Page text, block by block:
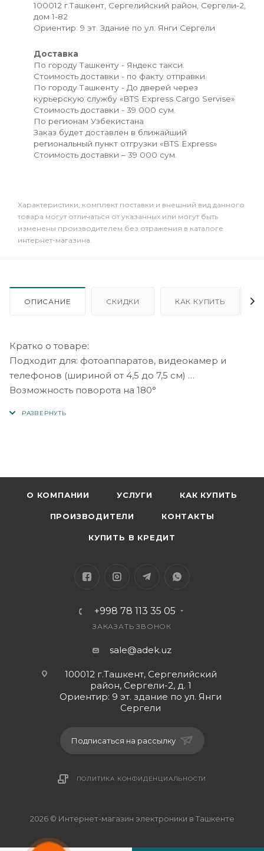
100012 г.Ташкент, Сергелийский район, Сергели-2,
дом 1-82
Ориентир: 9 эт. Здание по ул. Янги Сергели
Доставка
По городу Ташкенту - Яндекс такси.
Стоимость доставки - по факту отправки.
По городу Ташкенту - До дверей через
курьерскую службу «BTS Express Cargo Servise»
Стоимость доставки - 39 000 сум.
По регионам Узбекистана
Заказ будет доставлен в ближайший
региональный пункт отгрузки «BTS Express»
Стоимость доставки – 39 000 сум.
Xарактеристики, комплект поставки и внешний вид данного
товара могут отличаться от указанных или могут быть
изменены производителем без отражения в каталоге
интернет-магазина.
ОПИСАНИЕ СКИДКИ КАК КУПИТЬ
Кратко о товаре:
Подходит для: фотоаппаратов, видеокамер и
телефонов (шириной от 4,5 до 7,5 см)
Возможность поворота на 180°
О КОМПАНИИ УСЛУГИ КАК КУПИТЬ
ПРОИЗВОДИТЕЛИ КОНТАКТЫ
КУПИТЬ В КРЕДИТ
+998 78 113 35 05
ЗАКАЗАТЬ ЗВОНОК
sale@adek.uz
100012 г.Ташкент, Сергелийский
район, Сергели-2, д. 1
Ориентир: 9 эт. здание по ул. Янги
Сергели
Подписаться на рассылку
ПОЛИТИКА КОНФИДЕНЦИАЛЬНОСТИ
2026 © Интернет-магазин электроники в Ташкенте